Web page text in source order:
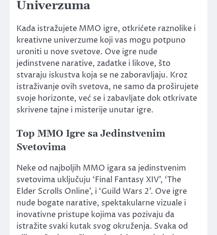
Univerzuma
Kada istražujete MMO igre, otkrićete raznolike i
kreativne univerzume koji vas mogu potpuno
uroniti u nove svetove. Ove igre nude
jedinstvene narative, zadatke i likove, što
stvaraju iskustva koja se ne zaboravljaju. Kroz
istraživanje ovih svetova, ne samo da proširujete
svoje horizonte, već se i zabavljate dok otkrivate
skrivene tajne i misterije unutar igre.
Top MMO Igre sa Jedinstvenim
Svetovima
Neke od najboljih MMO igara sa jedinstvenim
svetovima uključuju ‘Final Fantasy XIV’, ‘The
Elder Scrolls Online’, i ‘Guild Wars 2’. Ove igre
nude bogate narative, spektakularne vizuale i
inovativne pristupe kojima vas pozivaju da
istražite svaki kutak svog okruženja. Svaka od